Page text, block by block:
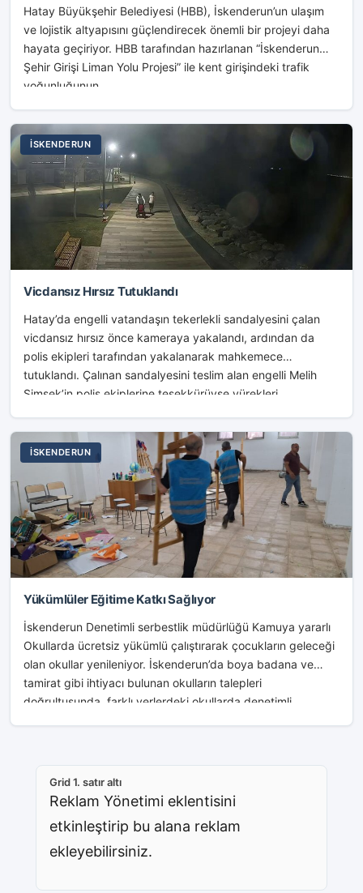
Hatay Büyükşehir Belediyesi (HBB), İskenderun’un ulaşım
ve lojistik altyapısını güçlendirecek önemli bir projeyi daha
hayata geçiriyor. HBB tarafından hazırlanan “İskenderun
Şehir Girişi Liman Yolu Projesi” ile kent girişindeki trafik
yoğunluğunun...
İSKENDERUN
Vicdansız Hırsız Tutuklandı
Hatay’da engelli vatandaşın tekerlekli sandalyesini çalan
vicdansız hırsız önce kameraya yakalandı, ardından da
polis ekipleri tarafından yakalanarak mahkemece
tutuklandı. Çalınan sandalyesini teslim alan engelli Melih
Şimşek’in polis ekiplerine teşekkürüyse yürekleri...
İSKENDERUN
Yükümlüler Eğitime Katkı Sağlıyor
İskenderun Denetimli serbestlik müdürlüğü Kamuya yararlı
Okullarda ücretsiz yükümlü çalıştırarak çocukların geleceği
olan okullar yenileniyor. İskenderun’da boya badana ve
tamirat gibi ihtiyacı bulunan okulların talepleri
doğrultusunda, farklı yerlerdeki okullarda denetimli...
Grid 1. satır altı
Reklam Yönetimi eklentisini
etkinleştirip bu alana reklam
ekleyebilirsiniz.